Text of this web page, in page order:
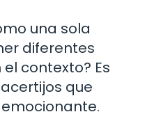
una sola
diferentes
contexto? Es
que